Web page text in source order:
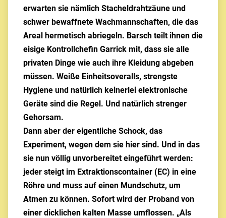
erwarten sie nämlich Stacheldrahtzäune und
schwer bewaffnete Wachmannschaften, die das
Areal hermetisch abriegeln. Barsch teilt ihnen die
eisige Kontrollchefin Garrick mit, dass sie alle
privaten Dinge wie auch ihre Kleidung abgeben
müssen. Weiße Einheitsoveralls, strengste
Hygiene und natürlich keinerlei elektronische
Geräte sind die Regel. Und natürlich strenger
Gehorsam.
Dann aber der eigentliche Schock, das
Experiment, wegen dem sie hier sind. Und in das
sie nun völlig unvorbereitet eingeführt werden:
jeder steigt im Extraktionscontainer (EC) in eine
Röhre und muss auf einen Mundschutz, um
Atmen zu können. Sofort wird der Proband von
einer dicklichen kalten Masse umflossen. „Als